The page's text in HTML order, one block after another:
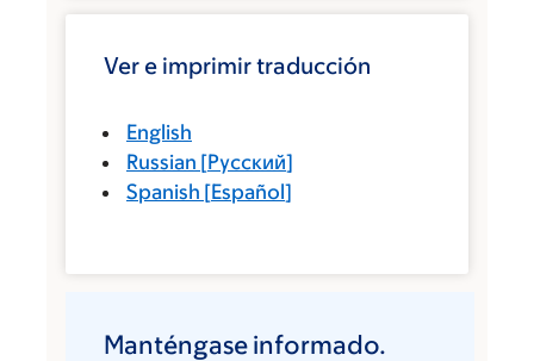
Ver e imprimir traducción
English
Russian [Русский]
Spanish [Español]
Manténgase informado.